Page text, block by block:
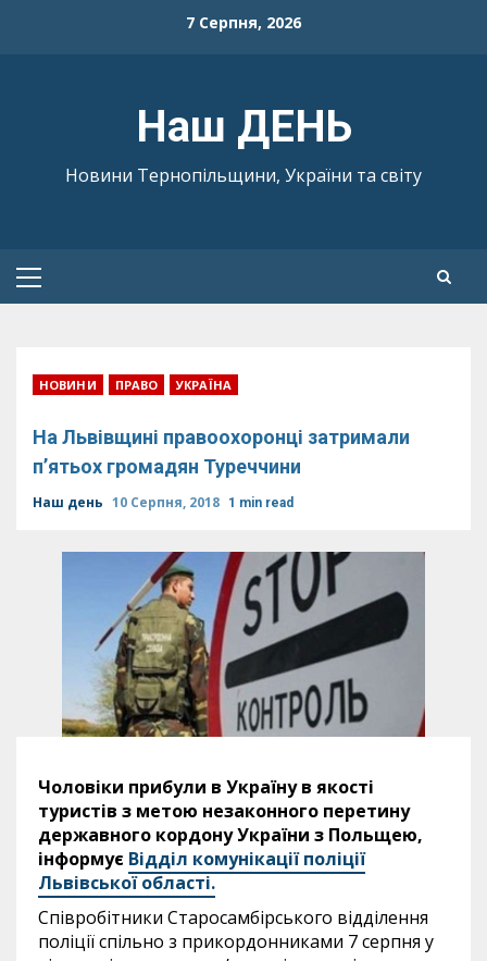
7 Серпня, 2026
Наш ДЕНЬ
Новини Тернопільщини, України та світу
Primary
НОВИНИ ПРАВО УКРАЇНА
На Львівщині правоохоронці затримали
п’ятьох громадян Туреччини
Наш день 10 Серпня, 2018 1 min read
Чоловіки прибули в Україну в якості
туристів з метою незаконного перетину
державного кордону України з Польщею,
інформує Відділ комунікації поліції
Львівської області.
Співробітники Старосамбірського відділення
поліції спільно з прикордонниками 7 серпня у